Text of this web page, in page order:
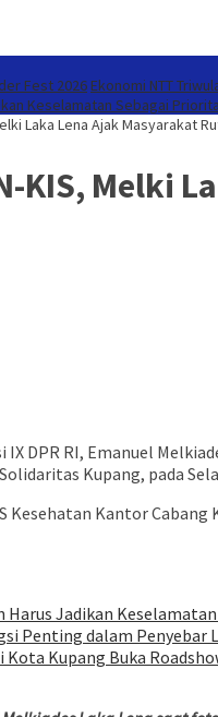
Fest 2026 Ekonomi NTT
Keselamatan Sebagai
Laka Lena Ajak Masyarakat
KIS, Melki
IX DPR RI, Emanuel
Kupang, pada
Kesehatan Kantor
Harus Jadikan
Penting dalam Penyebar
Kupang Buka